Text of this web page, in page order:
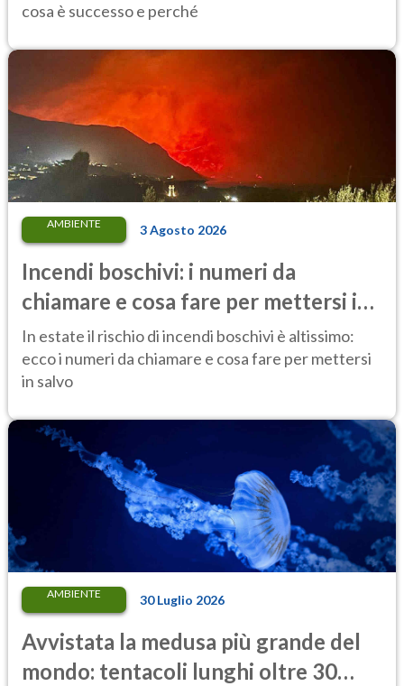
cosa è successo e perché
AMBIENTE 3 Agosto 2026
Incendi boschivi: i numeri da
chiamare e cosa fare per mettersi in
salvo
In estate il rischio di incendi boschivi è altissimo:
ecco i numeri da chiamare e cosa fare per mettersi
in salvo
AMBIENTE 30 Luglio 2026
Avvistata la medusa più grande del
mondo: tentacoli lunghi oltre 30